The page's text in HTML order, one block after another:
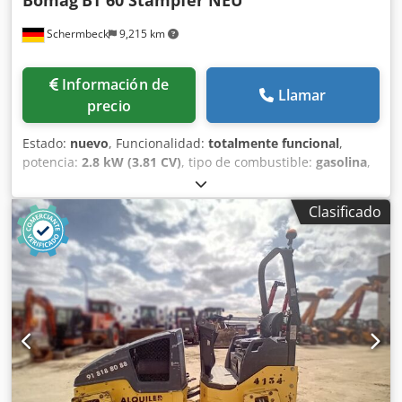
plataforma.
Schermbeck 9,215 km
Información de
precio
Llamar
Estado: nuevo, Funcionalidad: totalmente funcional,
potencia: 2.8 kW (3.81 CV), tipo de combustible: gasolina,
, peso operativo:
2026, Equipamiento:UVV, Bomag BT 60, apisonadora,
NUEVA Bomag BT 60, apisonadora – NUEVA | 15 kN de
fuerza de impacto | 23 cm de placa base | Motor de
gasolina Honda GXR 120 | Contador de horas de
funcionamiento y tacómetro Número de artículo: 54100071
Datos técnicos: Fabricante: Bomag Modelo: BT 60 Estado:
NUEVA Peso operativo: 58 kg Fuerza de impacto: 15 kN
Ancho de la placa base: 23 cm Motor: Motor de gasolina
Honda GXR 120 Cjdpozrdbyefx Agmerf Potencia del motor:
2,8 kW Combustible: Gasolina Sistema de arranque:
Arranque reversible Características y equipamiento
Clasificado